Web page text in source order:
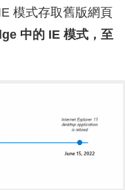
模式存取舊版網頁
中的 IE 模式，至